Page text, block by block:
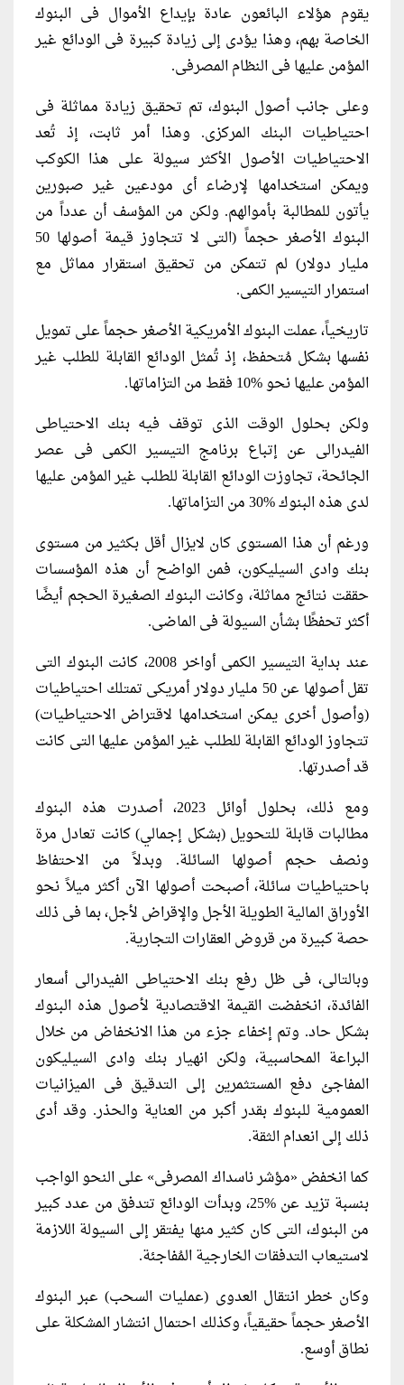
يقوم هؤلاء البائعون عادة بإيداع الأموال فى البنوك
الخاصة بهم، وهذا يؤدى إلى زيادة كبيرة فى الودائع غير
المؤمن عليها فى النظام المصرفى.
وعلى جانب أصول البنوك، تم تحقيق زيادة مماثلة فى
احتياطيات البنك المركزى. وهذا أمر ثابت، إذ تُعد
الاحتياطيات الأصول الأكثر سيولة على هذا الكوكب
ويمكن استخدامها لإرضاء أى مودعين غير صبورين
يأتون للمطالبة بأموالهم. ولكن من المؤسف أن عدداً من
البنوك الأصغر حجماً (التى لا تتجاوز قيمة أصولها 50
مليار دولار) لم تتمكن من تحقيق استقرار مماثل مع
استمرار التيسير الكمى.
تاريخياً، عملت البنوك الأمريكية الأصغر حجماً على تمويل
نفسها بشكل مُتحفظ، إذ تُمثل الودائع القابلة للطلب غير
المؤمن عليها نحو %10 فقط من التزاماتها.
ولكن بحلول الوقت الذى توقف فيه بنك الاحتياطى
الفيدرالى عن إتباع برنامج التيسير الكمى فى عصر
الجائحة، تجاوزت الودائع القابلة للطلب غير المؤمن عليها
لدى هذه البنوك %30 من التزاماتها.
ورغم أن هذا المستوى كان لايزال أقل بكثير من مستوى
بنك وادى السيليكون، فمن الواضح أن هذه المؤسسات
حققت نتائج مماثلة، وكانت البنوك الصغيرة الحجم أيضًا
أكثر تحفظًا بشأن السيولة فى الماضى.
عند بداية التيسير الكمى أواخر 2008، كانت البنوك التى
تقل أصولها عن 50 مليار دولار أمريكى تمتلك احتياطيات
(وأصول أخرى يمكن استخدامها لاقتراض الاحتياطيات)
تتجاوز الودائع القابلة للطلب غير المؤمن عليها التى كانت
قد أصدرتها.
ومع ذلك، بحلول أوائل 2023، أصدرت هذه البنوك
مطالبات قابلة للتحويل (بشكل إجمالي) كانت تعادل مرة
ونصف حجم أصولها السائلة. وبدلاً من الاحتفاظ
باحتياطيات سائلة، أصبحت أصولها الآن أكثر ميلاً نحو
الأوراق المالية الطويلة الأجل والإقراض لأجل، بما فى ذلك
حصة كبيرة من قروض العقارات التجارية.
وبالتالى، فى ظل رفع بنك الاحتياطى الفيدرالى أسعار
الفائدة، انخفضت القيمة الاقتصادية لأصول هذه البنوك
بشكل حاد. وتم إخفاء جزء من هذا الانخفاض من خلال
البراعة المحاسبية، ولكن انهيار بنك وادى السيليكون
المفاجئ دفع المستثمرين إلى التدقيق فى الميزانيات
العمومية للبنوك بقدر أكبر من العناية والحذر. وقد أدى
ذلك إلى انعدام الثقة.
كما انخفض «مؤشر ناسداك المصرفى» على النحو الواجب
بنسبة تزيد عن %25، وبدأت الودائع تتدفق من عدد كبير
من البنوك، التى كان كثير منها يفتقر إلى السيولة اللازمة
لاستيعاب التدفقات الخارجية المُفاجئة.
وكان خطر انتقال العدوى (عمليات السحب) عبر البنوك
الأصغر حجماً حقيقياً، وكذلك احتمال انتشار المشكلة على
نطاق أوسع.